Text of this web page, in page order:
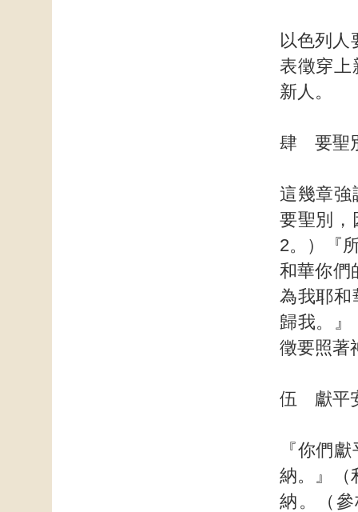
以色列人
表徵穿上
新人。
肆 要聖
這幾章強
要聖別，
2。）『
和華你們
為我耶和
歸我。』
徵要照著
伍 獻平
『你們
納。』（
納。（